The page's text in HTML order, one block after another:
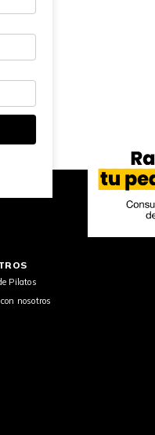
Pilatos
nosotros